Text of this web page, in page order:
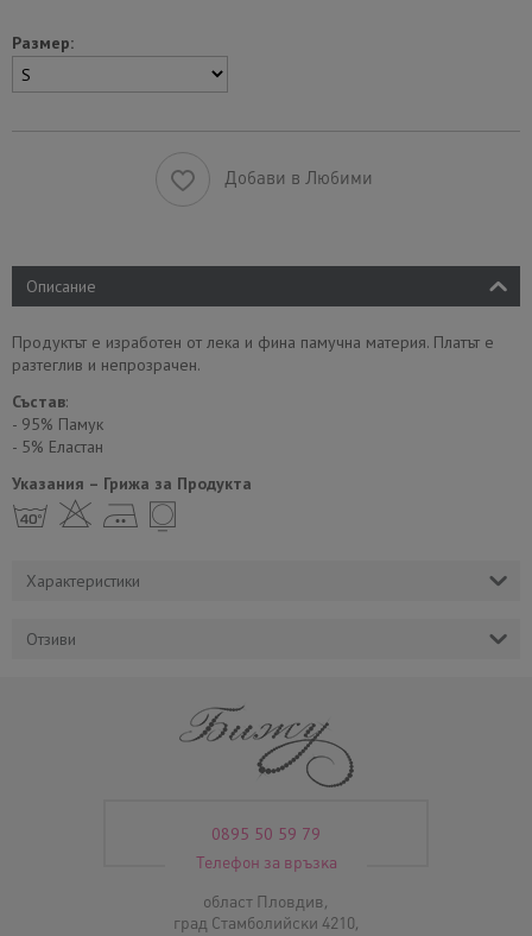
Размер:
Добави в Любими
Описание
Продуктът е изработен от лека и фина памучна материя. Платът е
разтеглив и непрозрачен.
Състав:
- 95% Памук
- 5% Еластан
Указания – Грижа за Продукта
h H E Y
Характеристики
Отзиви
0895 50 59 79
Телефон за връзка
област Пловдив,
град Стамболийски 4210,